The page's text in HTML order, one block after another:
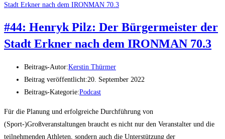
#44: Henryk Pilz: Der Bürgermeister der
Stadt Erkner nach dem IRONMAN 70.3
Beitrags-Autor:Kerstin Thürmer
Beitrag veröffentlicht:20. September 2022
Beitrags-Kategorie:Podcast
Für die Planung und erfolgreiche Durchführung von
(Sport-)Großveranstaltungen braucht es nicht nur den Veranstalter und die
teilnehmenden Athleten, sondern auch die Unterstützung der